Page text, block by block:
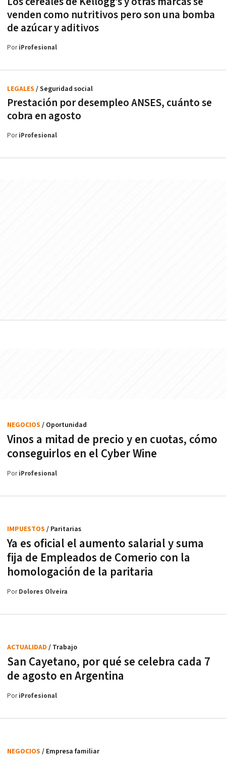
venden como nutritivos pero son una bomba
de azúcar y aditivos
PoriProfesional
Prestación por desempleo ANSES, cuánto se
cobra en agosto
LEGALES / Seguridad social
PoriProfesional
Vinos a mitad de precio y en cuotas, cómo
conseguirlos en el Cyber Wine
NEGOCIOS / Oportunidad
PoriProfesional
Ya es oficial el aumento salarial y suma
fija de Empleados de Comerio con la
homologación de la paritaria
IMPUESTOS / Paritarias
PorDolores Olveira
San Cayetano, por qué se celebra cada 7
de agosto en Argentina
ACTUALIDAD / Trabajo
PoriProfesional
NEGOCIOS / Empresa familiar